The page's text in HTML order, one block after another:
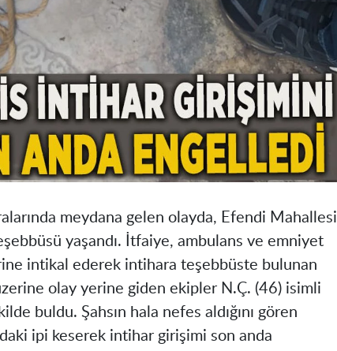
meydana gelen olayda, Efendi Mahallesi
yaşandı. İtfaiye, ambulans ve emniyet
intikal ederek intihara teşebbüste bulunan
olay yerine giden ekipler N.Ç. (46) isimli
buldu. Şahsın hala nefes aldığını gören
ipi keserek intihar girişimi son anda